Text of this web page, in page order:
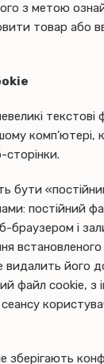
з метою
товар або
текстові
комп’ютері,
сторінки.
бути
постійний
браузером і
встановленого
його
файл cookie, з
сеансу
зберігають